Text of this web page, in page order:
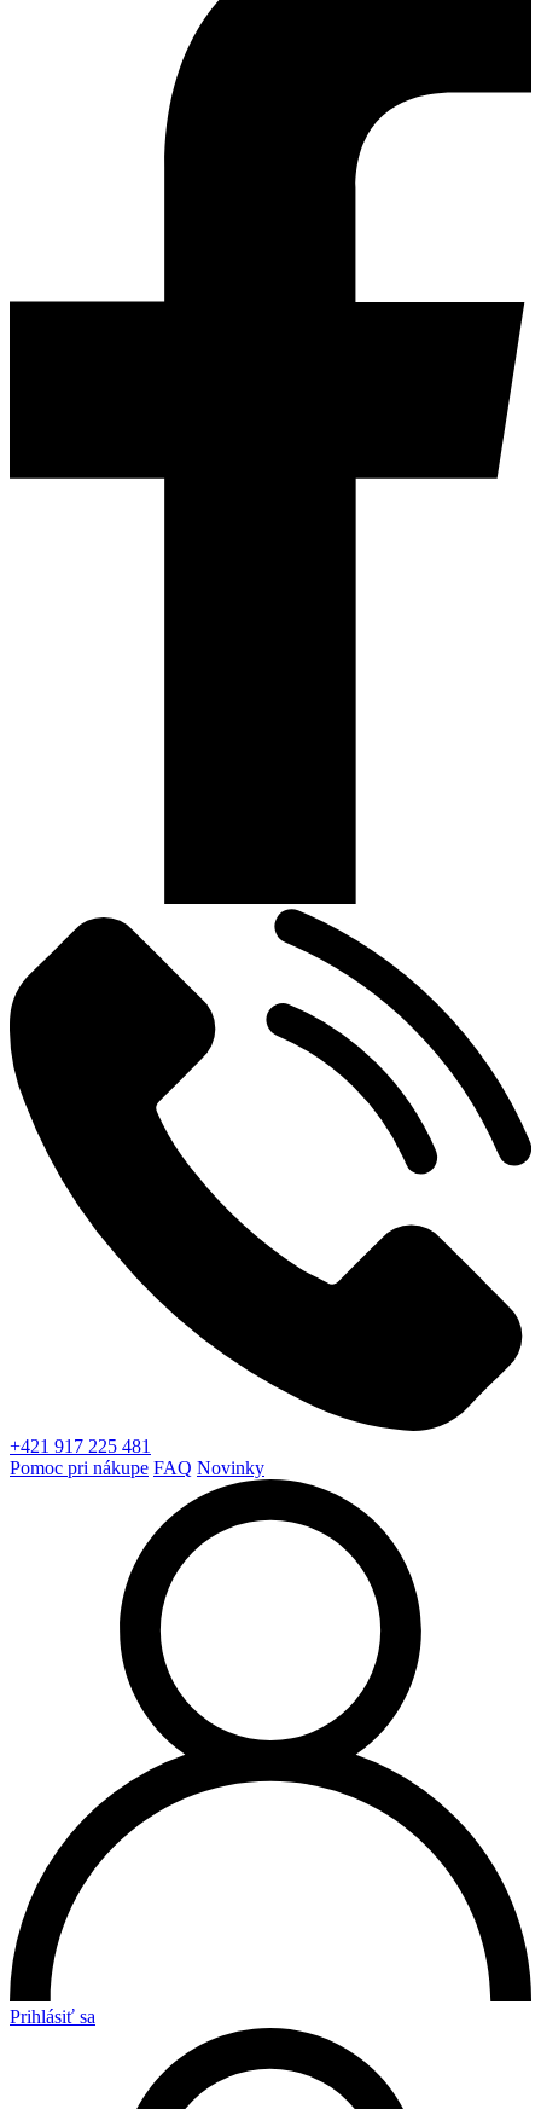
+421 917 225 481
Pomoc pri nákupe FAQ Novinky
Prihlásiť sa